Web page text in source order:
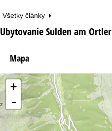
Všetky články
Ubytovanie Sulden am Ortler
Mapa
+
-